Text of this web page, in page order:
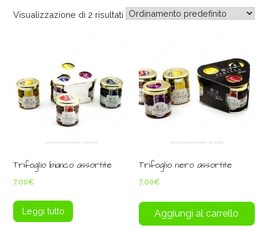
Visualizzazione di 2 risultati
Trifoglio bianco assortite
7,00€
Leggi tutto
Trifoglio nero assortite
7,00€
Aggiungi al carrello